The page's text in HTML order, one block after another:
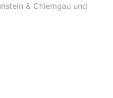
& Chiemgau und